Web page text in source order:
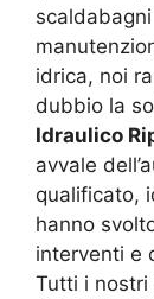
idrica, noi
dubbio la
Idraulico
avvale
qualificato,
hanno
interventi e
Tutti i nostri